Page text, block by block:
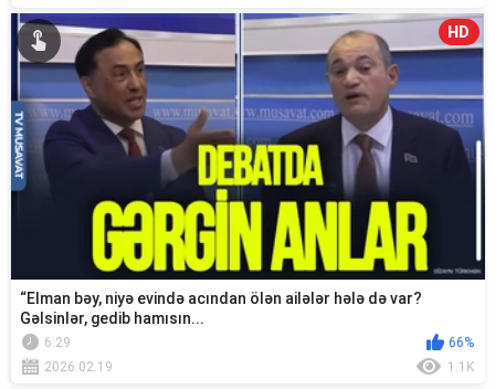
HD
“Elman bəy, niyə evində acından ölən ailələr hələ də var?
Gəlsinlər, gedib hamısın...
6:29
66%
2026.02.19
1.1K